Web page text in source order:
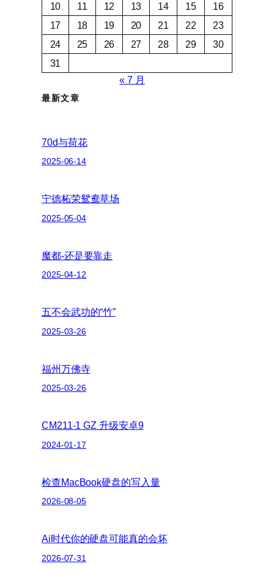
10
11 12 13 14 15
16
17
18 19 20 21 22
23
24
25 26 27 28 29
30
31
« 7 月
最新文章
70d与荷花
2025-06-14
宁德柘荣鸳鸯草场
2025-05-04
魔都-还是要靠走
2025-04-12
五不会武功的“竹”
2025-03-26
福州万佛寺
2025-03-26
CM211-1 GZ 升级安卓9
2024-01-17
检查MacBook硬盘的写入量
2026-08-05
Ai时代你的硬盘可能真的会坏
2026-07-31